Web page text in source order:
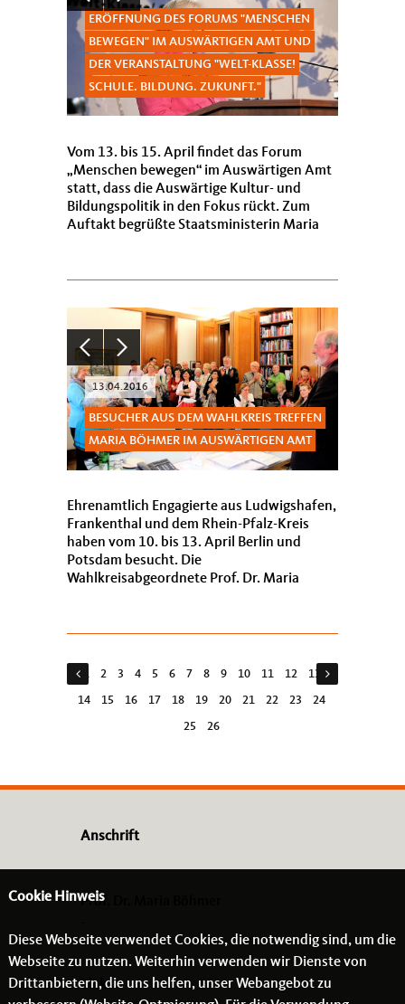
ERÖFFNUNG DES FORUMS "MENSCHEN
BEWEGEN" IM AUSWÄRTIGEN AMT UND
DER VERANSTALTUNG "WELT-KLASSE!
SCHULE. BILDUNG. ZUKUNFT."
Vom 13. bis 15. April findet das Forum
Menschen bewegen“ im Auswärtigen Amt
statt, dass die Auswärtige Kultur- und
Bildungspolitik in den Fokus rückt. Zum
Auftakt begrüßte Staatsministerin Maria
13.04.2016
BESUCHER AUS DEM WAHLKREIS TREFFEN
MARIA BÖHMER IM AUSWÄRTIGEN AMT
Ehrenamtlich Engagierte aus Ludwigshafen,
Frankenthal und dem Rhein-Pfalz-Kreis
haben vom 10. bis 13. April Berlin und
Potsdam besucht. Die
Wahlkreisabgeordnete Prof. Dr. Maria
1 2 3 4 5 6 7 8 9 10 11 12 13
14 15 16 17 18 19 20 21 22 23 24
25 26
Anschrift
Prof. Dr. Maria Böhmer
- -
Links
Cookie Hinweis
Diese Webseite verwendet Cookies, die notwendig sind, um die
Webseite zu nutzen. Weiterhin verwenden wir Dienste von
Drittanbietern, die uns helfen, unser Webangebot zu